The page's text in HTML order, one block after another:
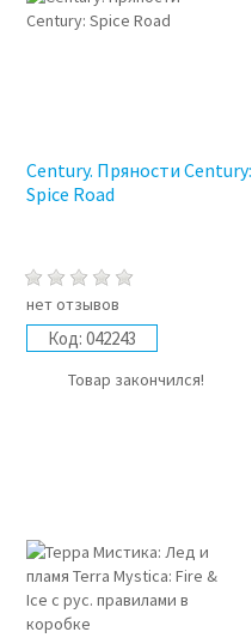
Century. Пряности Century:
Spice Road
нет отзывов
Код: 042243
Товар закончился!